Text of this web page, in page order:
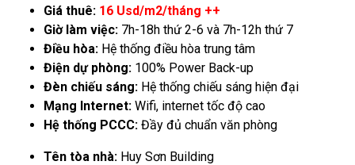
Giá thuê: 16 Usd/m2/tháng ++
Giờ làm việc: 7h-18h thứ 2-6 và 7h-12h thứ 7
Điều hòa: Hệ thống điều hòa trung tâm
Điện dự phòng: 100% Power Back-up
Đèn chiếu sáng: Hệ thống chiếu sáng hiện đại
Mạng Internet: Wifi, internet tốc độ cao
Hệ thống PCCC: Đầy đủ chuẩn văn phòng
Tên tòa nhà: Huy Sơn Building